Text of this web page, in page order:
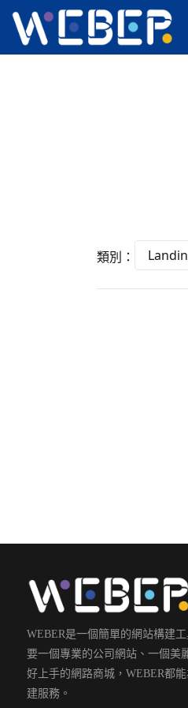
類別：
WEBER是一個簡單的網站構建
要一個專業的公司網站、一個美
好上手的網路商城，WEBER都
建服務。